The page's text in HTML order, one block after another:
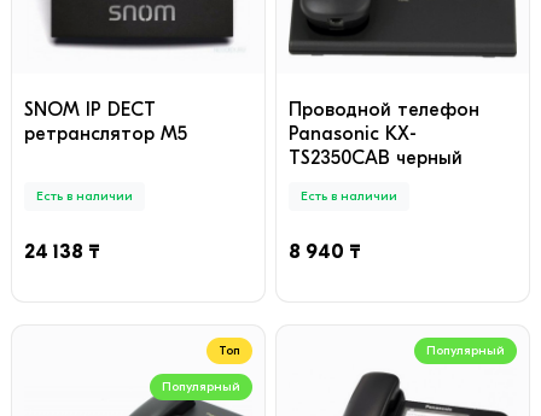
SNOM IP DECT
ретранслятор М5
Есть в наличии
24 138 ₸
Проводной телефон
Panasonic KX-
TS2350CAB черный
Есть в наличии
8 940 ₸
Топ
Популярный
Популярный